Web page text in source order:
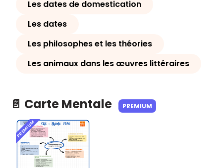
Les dates de domestication
Les dates
Les philosophes et les théories
Les animaux dans les œuvres littéraires
📄 Carte Mentale PREMIUM
PREMIUM